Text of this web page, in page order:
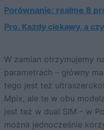
Porównanie: realme 8
Pro. Każdy ciekawy, a
W zamian otrzymujemy
parametrach – główny
tego jest też
Mpix, ale te w obu
jest też w dual SIM – w
można jednocześnie